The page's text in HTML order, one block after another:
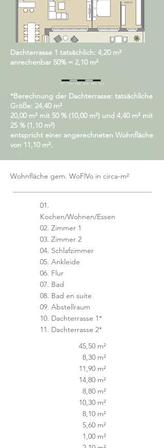
Dachterrasse 1 tatsächlich: 4,20 m²
anrechenbar 50% = 2,10 m²
*Berechnung der Dachterrasse: tatsächliche
Größe: 24,40 m²
20,00 m² mit 50 % (10,00 m²) und 4,40 m² mit
25 % (1,10 m²)
entspricht einer angerechneten Wohnfläche
von 11,10 m².
Wohnfläche gem. WoFlVo in circa-m²
01.
Kochen/Wohnen/Essen
02. Zimmer 1
03. Zimmer 2
04. Schlafzimmer
05. Ankleide
06. Flur
07. Bad
08. Bad en suite
09. Abstellraum
10. Dachterrasse 1*
11. Dachterrasse 2*
45,50 m²
8,30 m²
11,90 m²
14,80 m²
8,80 m²
10,30 m²
8,10 m²
5,60 m²
1,00 m²